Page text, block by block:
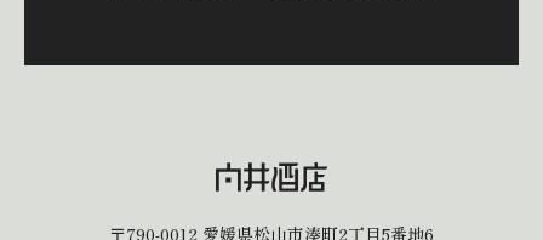
〒790-0012 愛媛県松山市湊町2丁目5番地6